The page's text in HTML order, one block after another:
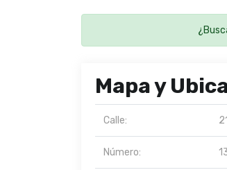
Mapa y
Calle:
Número: